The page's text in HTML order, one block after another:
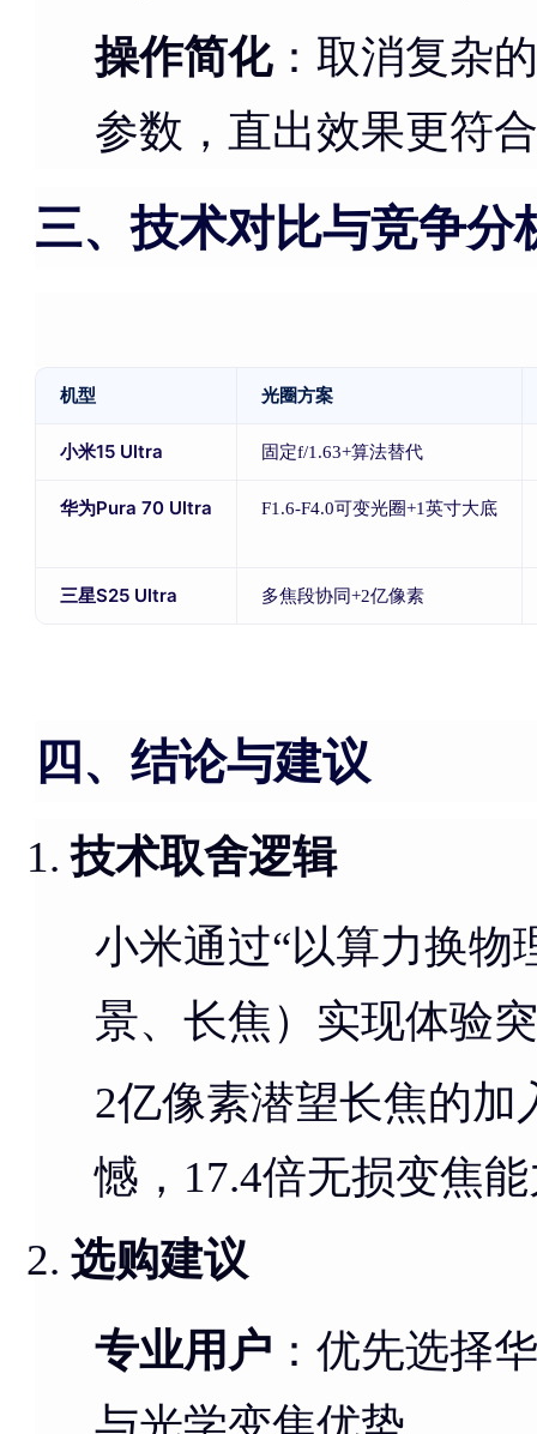
操作简化：取消复杂
参数，直出效果更符
三、技术对比与竞争分
机型 光圈方案
小米15 Ultra 固定f/1.63+算法替代
华为Pura 70 Ultra F1.6-F4.0可变光圈+1英寸大底
三星S25 Ultra 多焦段协同+2亿像素
四、结论与建议
技术取舍逻辑
小米通过“以算力换物
景、长焦）实现体验
2亿像素潜望长焦的
憾，17.4倍无损变焦
选购建议
专业用户 ：优先选择